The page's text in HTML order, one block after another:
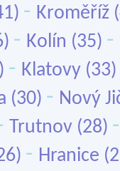
- Kroměříž
- Kolín (35) -
- Klatovy (33)
(30) - Nový
Trutnov (28)
- Hranice